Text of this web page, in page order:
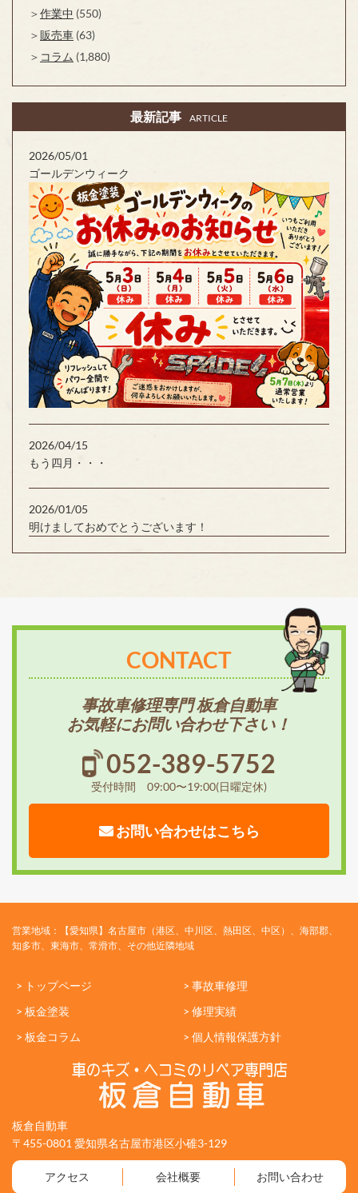
作業中 (550)
販売車 (63)
コラム (1,880)
最新記事 ARTICLE
2026/05/01
ゴールデンウィーク
2026/04/15
もう四月・・・
2026/01/05
明けましておめでとうございます！
CONTACT
事故車修理専門 板倉自動車
お気軽にお問い合わせ下さい！
052-389-5752
受付時間 09:00〜19:00(日曜定休)
お問い合わせはこちら
営業地域：【愛知県】名古屋市（港区、中川区、熱田区、中区）、海部郡、
知多市、東海市、常滑市、その他近隣地域
> トップページ
> 事故車修理
> 板金塗装
> 修理実績
> 板金コラム
> 個人情報保護方針
板倉自動車
〒455-0801 愛知県名古屋市港区小碓3-129
アクセス 会社概要 お問い合わせ